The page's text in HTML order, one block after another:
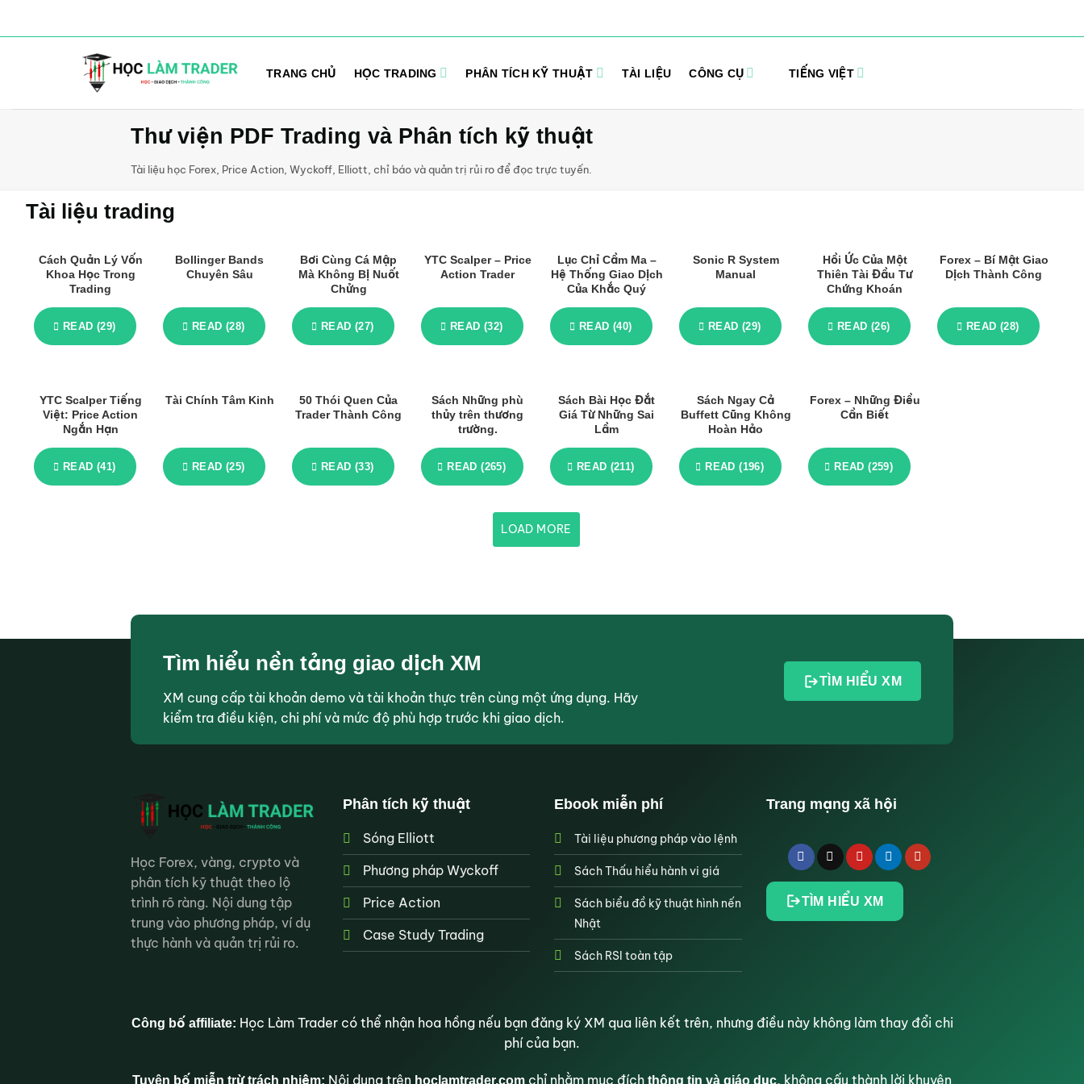
dung
TRANG CHỦ HỌC TRADING PHÂN TÍCH KỸ THUẬT TÀI LIỆU CÔNG CỤ TIẾNG VIỆT
Thư viện PDF Trading và Phân tích kỹ thuật
Tài liệu học Forex, Price Action, Wyckoff, Elliott, chỉ báo và quản trị rủi ro để đọc trực tuyến.
Tài liệu trading
Cách Quản Lý Vốn
Khoa Học Trong
Trading
READ (29)
Bollinger Bands
Chuyên Sâu
READ (28)
Bơi Cùng Cá Mập
Mà Không Bị Nuốt
Chửng
READ (27)
YTC Scalper – Price
Action Trader
READ (32)
Lục Chỉ Cầm Ma –
Hệ Thống Giao Dịch
Của Khắc Quý
READ (40)
Sonic R System
Manual
READ (29)
Hồi Ức Của Một
Thiên Tài Đầu Tư
Chứng Khoán
READ (26)
Forex – Bí Mật Giao
Dịch Thành Công
READ (28)
YTC Scalper Tiếng
Việt: Price Action
Ngắn Hạn
READ (41)
Tài Chính Tâm Kinh
READ (25)
50 Thói Quen Của
Trader Thành Công
READ (33)
Sách Những phù
thủy trên thương
trường.
READ (265)
Sách Bài Học Đắt
Giá Từ Những Sai
Lầm
READ (211)
Sách Ngay Cả
Buffett Cũng Không
Hoàn Hảo
READ (196)
Forex – Những Điều
Cần Biết
READ (259)
LOAD MORE
Tìm hiểu nền tảng giao dịch XM
XM cung cấp tài khoản demo và tài khoản thực trên cùng một ứng dụng. Hãy
kiểm tra điều kiện, chi phí và mức độ phù hợp trước khi giao dịch.
TÌM HIỂU XM
Học Forex, vàng, crypto và
phân tích kỹ thuật theo lộ
trình rõ ràng. Nội dung tập
trung vào phương pháp, ví dụ
thực hành và quản trị rủi ro.
Phân tích kỹ thuật
Sóng Elliott
Phương pháp Wyckoff
Price Action
Case Study Trading
Ebook miễn phí
Tài liệu phương pháp vào lệnh
Sách Thấu hiểu hành vi giá
Sách biểu đồ kỹ thuật hình nến
Nhật
Sách RSI toàn tập
Trang mạng xã hội
TÌM HIỂU XM
Công bố affiliate: Học Làm Trader có thể nhận hoa hồng nếu bạn đăng ký XM qua liên kết trên, nhưng điều này không làm thay đổi chi
phí của bạn.
Tuyên bố miễn trừ trách nhiệm: Nội dung trên hoclamtrader.com chỉ nhằm mục đích thông tin và giáo dục, không cấu thành lời khuyên